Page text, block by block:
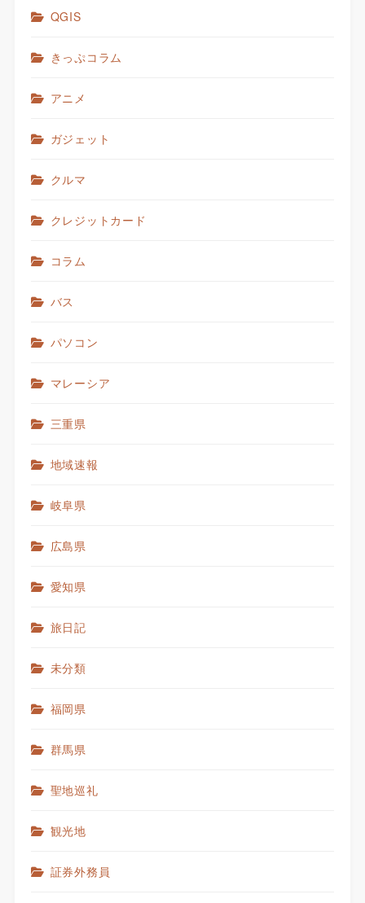
QGIS
きっぷコラム
アニメ
ガジェット
クルマ
クレジットカード
コラム
バス
パソコン
マレーシア
三重県
地域速報
岐阜県
広島県
愛知県
旅日記
未分類
福岡県
群馬県
聖地巡礼
観光地
証券外務員